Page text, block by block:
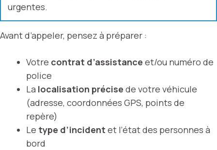
urgentes.
Avant d’appeler, pensez à préparer :
Votre contrat d’assistance et/ou numéro de
police
La localisation précise de votre véhicule
(adresse, coordonnées GPS, points de
repère)
Le type d’incident et l’état des personnes à
bord